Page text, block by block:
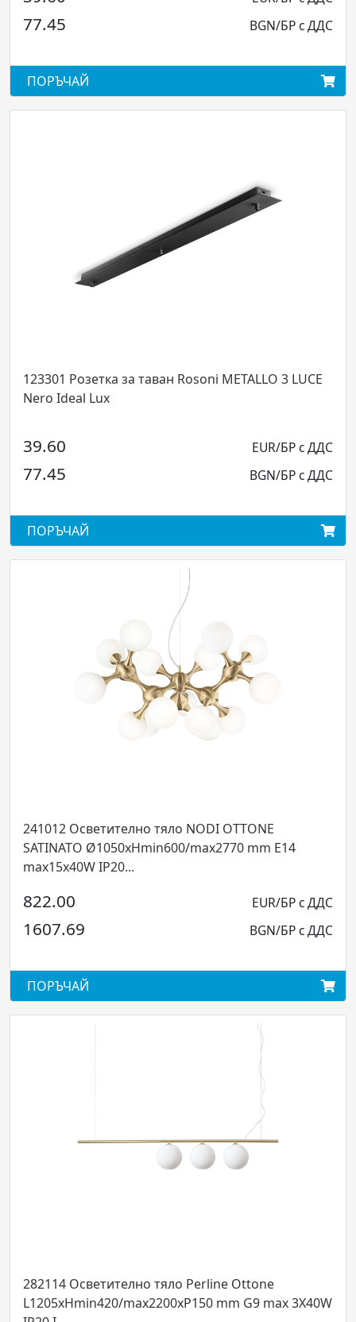
BGN/БР с ДДС
Розетка за таван Rosoni METALLO 3 LUCE
Ideal Lux
EUR/БР с ДДС
BGN/БР с ДДС
Осветително тяло NODI OTTONE
Ø1050xHmin600/max2770 mm E14
IP20...
EUR/БР с ДДС
BGN/БР с ДДС
Осветително тяло Perline Ottone
max2200xP150 mm G9 max 3X40W